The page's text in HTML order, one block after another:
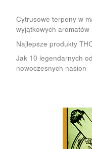
Cytrusowe terpeny w
wyjątkowych aromatów
Najlepsze produkty
Jak 10 legendarnych
nowoczesnych nasion